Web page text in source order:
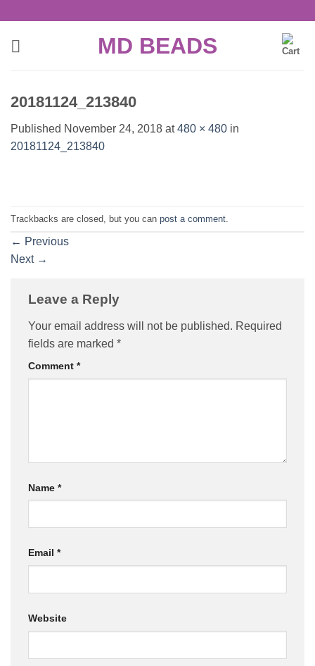
content
MD BEADS
20181124_213840
Published November 24, 2018 at480 × 480 in
20181124_213840
Trackbacks are closed, but you can post a comment
← Previous
Next →
Leave a Reply
Your email address will not be published. Required
fields are marked *
Comment *
Name *
Email *
Website